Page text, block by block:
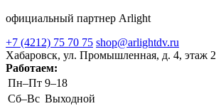
официальный партнер Arlight
+7 (4212) 75 70 75 shop@arlightdv.ru
Хабаровск, ул. Промышленная, д. 4, этаж 2
Работаем:
Пн–Пт 9–18
Cб–Вс Выходной